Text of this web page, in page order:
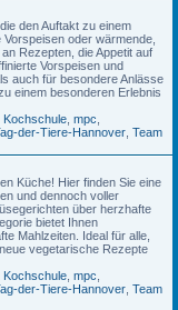
den Auftakt zu einem
oder wärmende,
Rezepten, die Appetit auf
Vorspeisen und
auch für besondere Anlässe
einem besonderen Erlebnis
Kochschule mpc
der-Tiere-Hannover Team
Küche! Hier finden Sie eine
und dennoch voller
über herzhafte
bietet Ihnen
Mahlzeiten. Ideal für alle,
vegetarische Rezepte
Kochschule mpc
der-Tiere-Hannover Team